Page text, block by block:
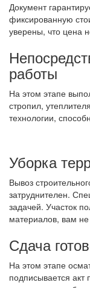
Документ
фиксированную
уверены, что цена
работы
На этом этапе
стропил,
технологии,
Уборка
Вывоз
затруднителен.
задачей. Участок
материалов, вам
Сдача
На этом этапе
подписывается акт